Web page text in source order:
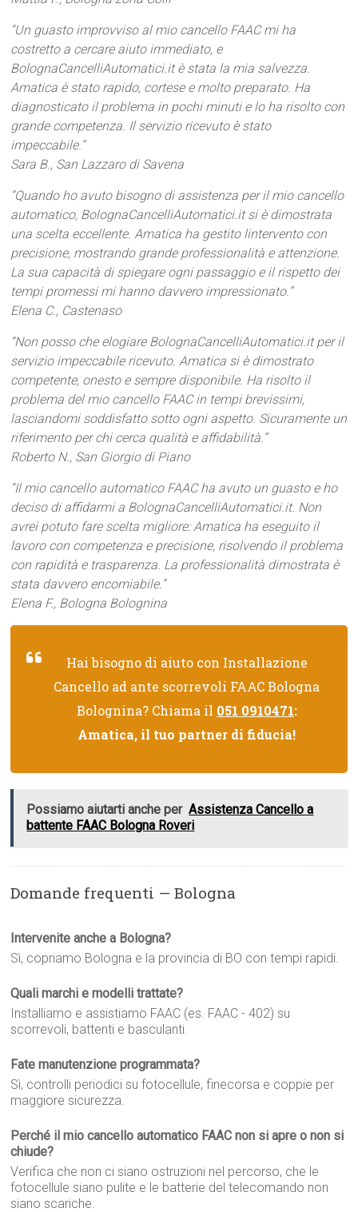
“Un guasto improvviso al mio cancello FAAC mi ha
costretto a cercare aiuto immediato, e
BolognaCancelliAutomatici.it è stata la mia salvezza.
Amatica è stato rapido, cortese e molto preparato. Ha
diagnosticato il problema in pochi minuti e lo ha risolto con
grande competenza. Il servizio ricevuto è stato
impeccabile.”
Sara B., San Lazzaro di Savena
“Quando ho avuto bisogno di assistenza per il mio cancello
automatico, BolognaCancelliAutomatici.it si è dimostrata
una scelta eccellente. Amatica ha gestito lintervento con
precisione, mostrando grande professionalità e attenzione.
La sua capacità di spiegare ogni passaggio e il rispetto dei
tempi promessi mi hanno davvero impressionato.”
Elena C., Castenaso
“Non posso che elogiare BolognaCancelliAutomatici.it per il
servizio impeccabile ricevuto. Amatica si è dimostrato
competente, onesto e sempre disponibile. Ha risolto il
problema del mio cancello FAAC in tempi brevissimi,
lasciandomi soddisfatto sotto ogni aspetto. Sicuramente un
riferimento per chi cerca qualità e affidabilità.”
Roberto N., San Giorgio di Piano
“Il mio cancello automatico FAAC ha avuto un guasto e ho
deciso di affidarmi a BolognaCancelliAutomatici.it. Non
avrei potuto fare scelta migliore: Amatica ha eseguito il
lavoro con competenza e precisione, risolvendo il problema
con rapidità e trasparenza. La professionalità dimostrata è
stata davvero encomiabile.”
Elena F., Bologna Bolognina
Hai bisogno di aiuto con Installazione
Cancello ad ante scorrevoli FAAC Bologna
Bolognina? Chiama il 051 0910471:
Amatica, il tuo partner di fiducia!
Possiamo aiutarti anche per Assistenza Cancello a
battente FAAC Bologna Roveri
Domande frequenti — Bologna
Intervenite anche a Bologna?
Sì, copriamo Bologna e la provincia di BO con tempi rapidi.
Quali marchi e modelli trattate?
Installiamo e assistiamo FAAC (es. FAAC - 402) su
scorrevoli, battenti e basculanti.
Fate manutenzione programmata?
Sì, controlli periodici su fotocellule, finecorsa e coppie per
maggiore sicurezza.
Perché il mio cancello automatico FAAC non si apre o non si
chiude?
Verifica che non ci siano ostruzioni nel percorso, che le
fotocellule siano pulite e le batterie del telecomando non
siano scariche.